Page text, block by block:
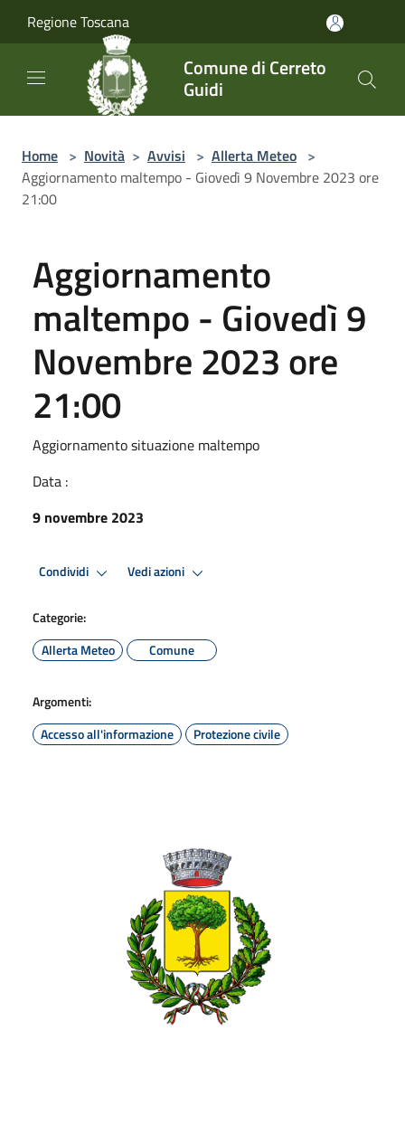
Regione Toscana
Comune di Cerreto
Guidi
Home > Novità > Avvisi > Allerta Meteo >
Aggiornamento maltempo - Giovedì 9 Novembre 2023 ore
21:00
Aggiornamento
maltempo - Giovedì 9
Novembre 2023 ore
21:00
Aggiornamento situazione maltempo
Data :
9 novembre 2023
Condividi Vedi azioni
Categorie:
Allerta Meteo
Comune
Argomenti:
Accesso all'informazione
Protezione civile